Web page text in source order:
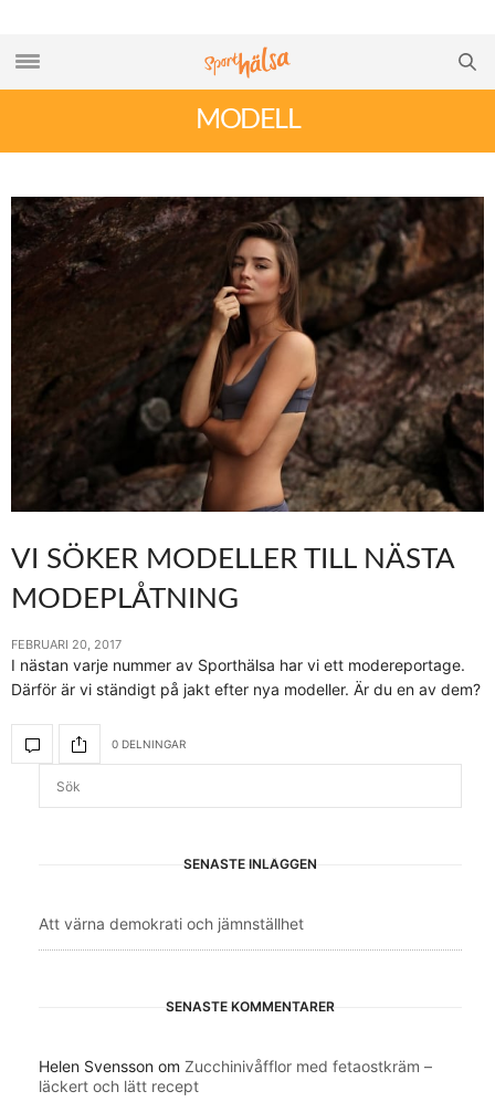
MODELL
VI SÖKER MODELLER TILL NÄSTA
MODEPLÅTNING
FEBRUARI 20, 2017
I nästan varje nummer av Sporthälsa har vi ett modereportage.
Därför är vi ständigt på jakt efter nya modeller. Är du en av dem?
0 DELNINGAR
SENASTE INLÄGGEN
Att värna demokrati och jämnställhet
SENASTE KOMMENTARER
Helen Svensson om Zucchinivåfflor med fetaostkräm –
läckert och lätt recept